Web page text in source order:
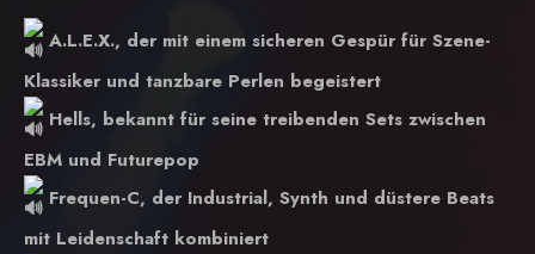
A.L.E.X., der mit einem sicheren Gespür für Szene-
Klassiker und tanzbare Perlen begeistert
Hells, bekannt für seine treibenden Sets zwischen
EBM und Futurepop
Frequen-C, der Industrial, Synth und düstere Beats
mit Leidenschaft kombiniert